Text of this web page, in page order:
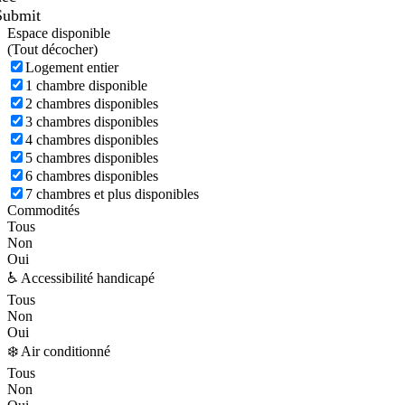
Espace disponible
(Tout décocher)
Logement entier
1 chambre disponible
2 chambres disponibles
3 chambres disponibles
4 chambres disponibles
5 chambres disponibles
6 chambres disponibles
7 chambres et plus disponibles
Commodités
Tous
Non
Oui
♿ Accessibilité handicapé
Tous
Non
Oui
❄️ Air conditionné
Tous
Non